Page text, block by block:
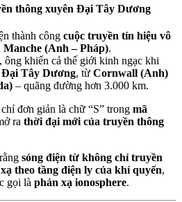
thông xuyên Đại Tây Dương
thành công cuộc truyền tín hiệu vô
Manche (Anh – Pháp).
, ông khiến cả thế giới kinh ngạc khi
Tây Dương, từ Cornwall (Anh)
– quãng đường hơn 3.000 km.
đơn giản là chữ “S” trong mã
ra thời đại mới của truyền thông
sóng điện từ không chỉ truyền
theo tầng điện ly của khí quyển,
gọi là phản xạ ionosphere.